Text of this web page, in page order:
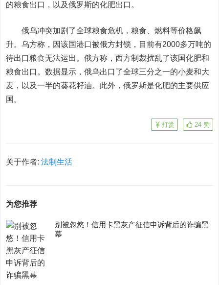
的粮食出口，以及俄罗斯的化肥出口。
俄乌冲突加剧了全球粮食危机，粮食、燃料等价格飙
升。乌方称，因该国港口被俄方封锁，目前有2000多万吨的
待出口粮食无法运出。俄方称，西方制裁扰乱了该国化肥和
粮食出口。数据显示，俄乌出口了全球三分之一的小麦和大
麦，以及一半的葵花籽油。此外，俄罗斯是化肥的主要供应
国。
24 赞
打赏
关于作者:法制生活
为您推荐
别被忽悠！信用卡黑灰产征信申诉背后的诈骗黑
幕